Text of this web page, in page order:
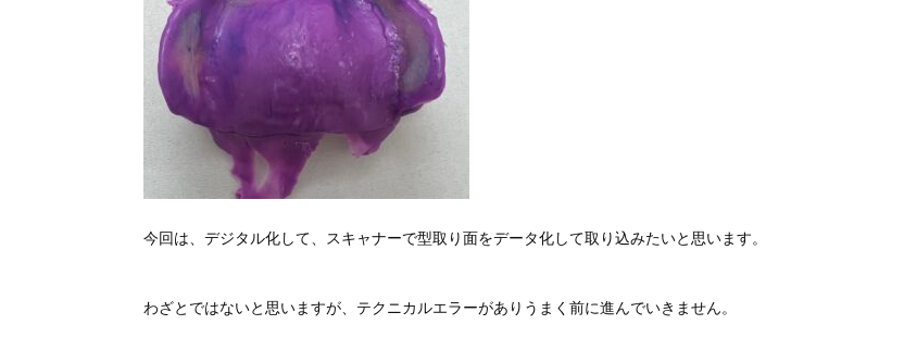
今回は、デジタル化して、スキャナーで型取り面をデータ化して取り込みたいと思います。
わざとではないと思いますが、テクニカルエラーがありうまく前に進んでいきません。